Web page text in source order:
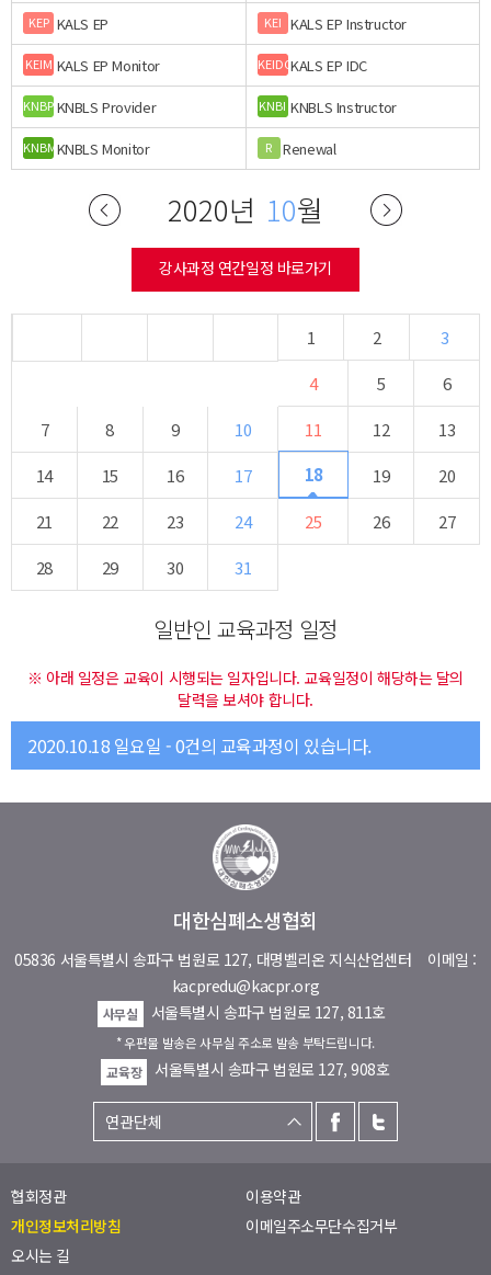
KEP KALS EP KEI KALS EP Instructor
KEIM KALS EP Monitor KEIDCKALS EP IDC
KNBPKNBLS Provider KNBI KNBLS Instructor
KNBMKNBLS Monitor R Renewal
2020년 10월
강사과정 연간일정 바로가기
1 2
3
4
5
6
7
8 9 10 11 12
13
14
15 16 17 18 19
20
21
22 23 24 25 26
27
28
29 30 31
일반인 교육과정 일정
※ 아래 일정은 교육이 시행되는 일자입니다. 교육일정이 해당하는 달의
달력을 보셔야 합니다.
2020.10.18 일요일 - 0건의 교육과정이 있습니다.
대한심폐소생협회
05836 서울특별시 송파구 법원로 127, 대명벨리온 지식산업센터 이메일 :
kacpredu@kacpr.org
사무실 서울특별시 송파구 법원로 127, 811호
* 우편물 발송은 사무실 주소로 발송 부탁드립니다.
교육장
서울특별시 송파구 법원로 127, 908호
협회정관
이용약관
개인정보처리방침
이메일주소무단수집거부
오시는 길